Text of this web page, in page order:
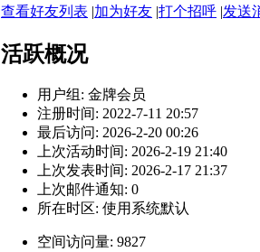
查看好友列表 |加为好友 |打个招呼 |发送
活跃概况
用户组: 金牌会员
注册时间: 2022-7-11 20:57
最后访问: 2026-2-20 00:26
上次活动时间: 2026-2-19 21:40
上次发表时间: 2026-2-17 21:37
上次邮件通知: 0
所在时区: 使用系统默认
空间访问量: 9827